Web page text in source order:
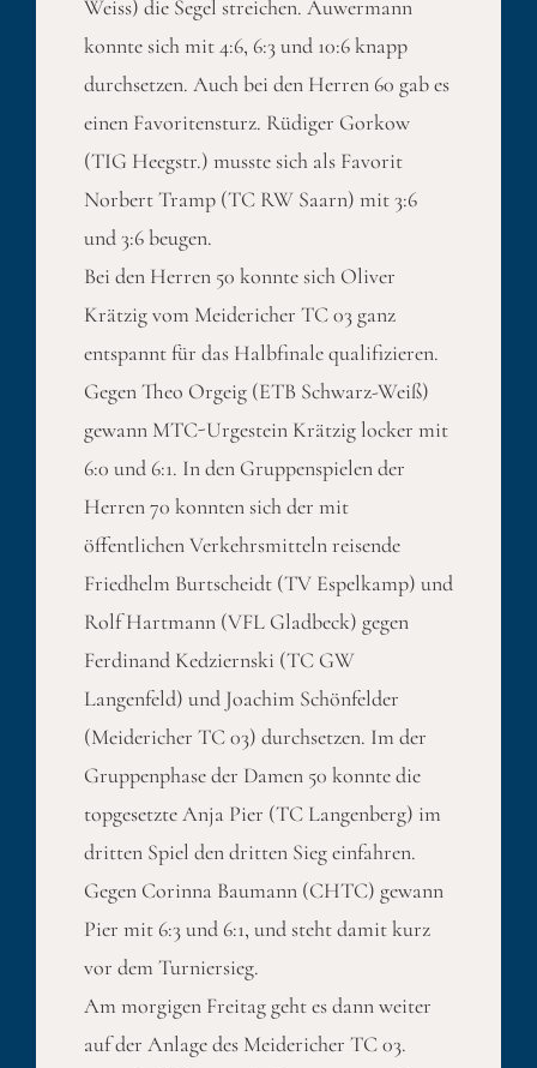
Weiss) die Segel streichen. Auwermann
konnte sich mit 4:6, 6:3 und 10:6 knapp
durchsetzen. Auch bei den Herren 60 gab es
einen Favoritensturz. Rüdiger Gorkow
(TIG Heegstr.) musste sich als Favorit
Norbert Tramp (TC RW Saarn) mit 3:6
und 3:6 beugen.
Bei den Herren 50 konnte sich Oliver
Krätzig vom Meidericher TC 03 ganz
entspannt für das Halbfinale qualifizieren.
Gegen Theo Orgeig (ETB Schwarz-Weiß)
gewann MTC-Urgestein Krätzig locker mit
6:0 und 6:1. In den Gruppenspielen der
Herren 70 konnten sich der mit
öffentlichen Verkehrsmitteln reisende
Friedhelm Burtscheidt (TV Espelkamp) und
Rolf Hartmann (VFL Gladbeck) gegen
Ferdinand Kedziernski (TC GW
Langenfeld) und Joachim Schönfelder
(Meidericher TC 03) durchsetzen. Im der
Gruppenphase der Damen 50 konnte die
topgesetzte Anja Pier (TC Langenberg) im
dritten Spiel den dritten Sieg einfahren.
Gegen Corinna Baumann (CHTC) gewann
Pier mit 6:3 und 6:1, und steht damit kurz
vor dem Turniersieg.
Am morgigen Freitag geht es dann weiter
auf der Anlage des Meidericher TC 03.